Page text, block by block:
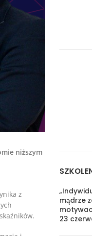
niższym
z
mądrze
23